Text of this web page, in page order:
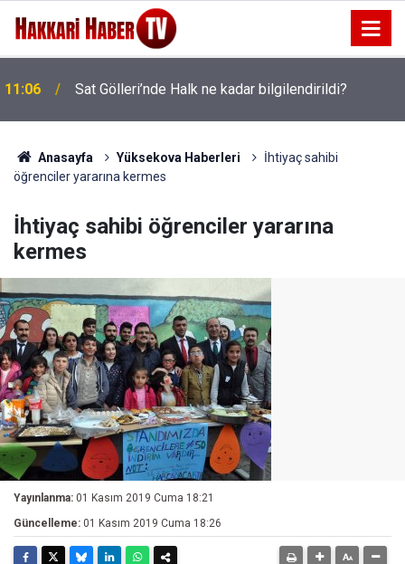
10:48 AK Parti Heyeti Derecik’te sahaya indi
Anasayfa Yüksekova Haberleri
İhtiyaç sahibi
öğrenciler yararına kermes
İhtiyaç sahibi öğrenciler yararına
kermes
Yayınlanma: 01 Kasım 2019 Cuma 18:21
Güncelleme: 01 Kasım 2019 Cuma 18:26